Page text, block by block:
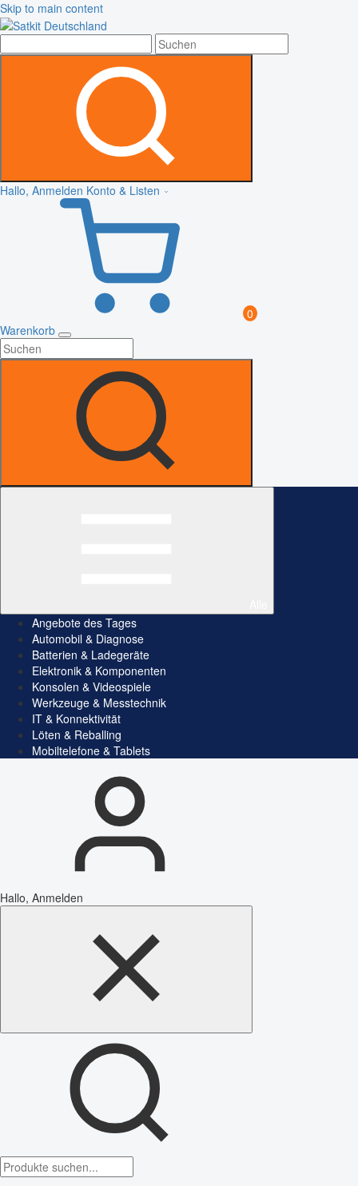
Skip to main content
Hallo, Anmelden Konto & Listen
0
Warenkorb
Angebote des Tages
Automobil & Diagnose
Batterien & Ladegeräte
Elektronik & Komponenten
Konsolen & Videospiele
Werkzeuge & Messtechnik
IT & Konnektivität
Löten & Reballing
Mobiltelefone & Tablets
Hallo, Anmelden